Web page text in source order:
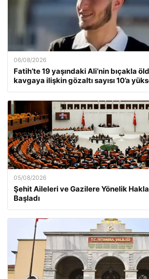
06/08/2026
Fatih’te 19 yaşındaki Ali’nin bıçakla
kavgaya ilişkin gözaltı sayısı 10’a
05/08/2026
Şehit Aileleri ve Gazilere Yönelik
Başladı